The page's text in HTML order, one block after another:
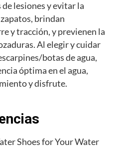
lesiones y evitar la
brindan
y tracción, y previenen la
Al elegir y cuidar
botas de agua,
óptima en el agua,
y disfrute.
Shoes for Your Water